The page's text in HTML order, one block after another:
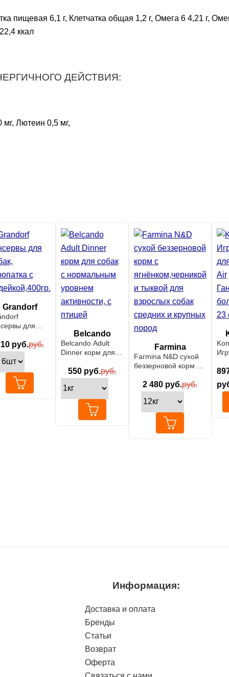
пищевая 6,1 г, Клетчатка общая 1,2 г, Омега 6 4,21 г,
ккал
ДЕЙСТВИЯ:
мг, Лютеин 0,5 мг,
Grandorf
для
руб.руб.
Belcando
Belcando Adult
Dinner корм для
нормальным
уровнем
активности, с
птицей
550 руб.руб.
Farmina
Farmina N&D сухой
беззерновой корм с
тыквой для взрослых
собак средних и
крупных пород
2 480 руб.руб.
Air
23
Информация:
Доставка и оплата
Бренды
Статьи
Возврат
Оферта